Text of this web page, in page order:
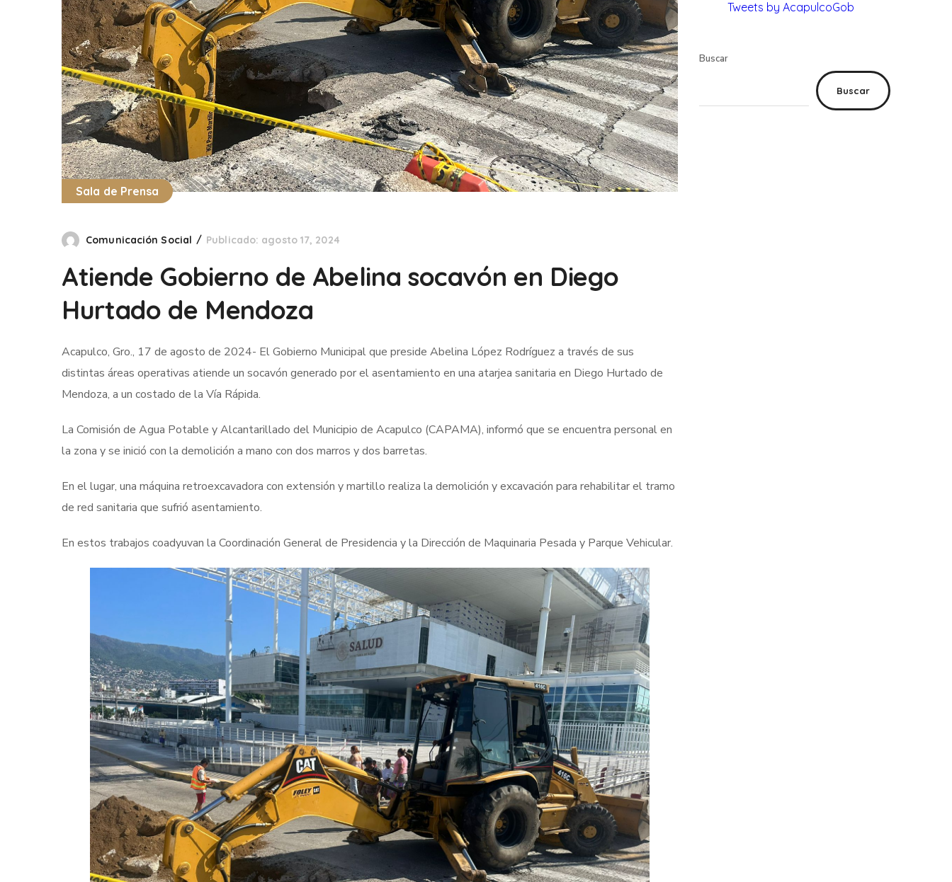
Sala de Prensa
Comunicación Social Publicado: agosto 17, 2024
Atiende Gobierno de Abelina socavón en Diego
Hurtado de Mendoza
Acapulco, Gro., 17 de agosto de 2024- El Gobierno Municipal que preside Abelina López Rodríguez a través de sus
distintas áreas operativas atiende un socavón generado por el asentamiento en una atarjea sanitaria en Diego Hurtado de
Mendoza, a un costado de la Vía Rápida.
La Comisión de Agua Potable y Alcantarillado del Municipio de Acapulco (CAPAMA), informó que se encuentra personal en
la zona y se inició con la demolición a mano con dos marros y dos barretas.
En el lugar, una máquina retroexcavadora con extensión y martillo realiza la demolición y excavación para rehabilitar el tramo
de red sanitaria que sufrió asentamiento.
En estos trabajos coadyuvan la Coordinación General de Presidencia y la Dirección de Maquinaria Pesada y Parque Vehicular.
Tweets by AcapulcoGob
Buscar
Buscar